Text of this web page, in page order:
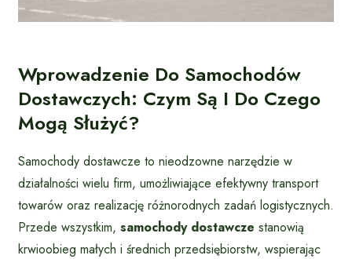
Wprowadzenie Do Samochodów
Dostawczych: Czym Są I Do Czego
Mogą Służyć?
Samochody dostawcze to nieodzowne narzędzie w
działalności wielu firm, umożliwiające efektywny transport
towarów oraz realizację różnorodnych zadań logistycznych.
Przede wszystkim, samochody dostawcze stanowią
krwioobieg małych i średnich przedsiębiorstw, wspierając